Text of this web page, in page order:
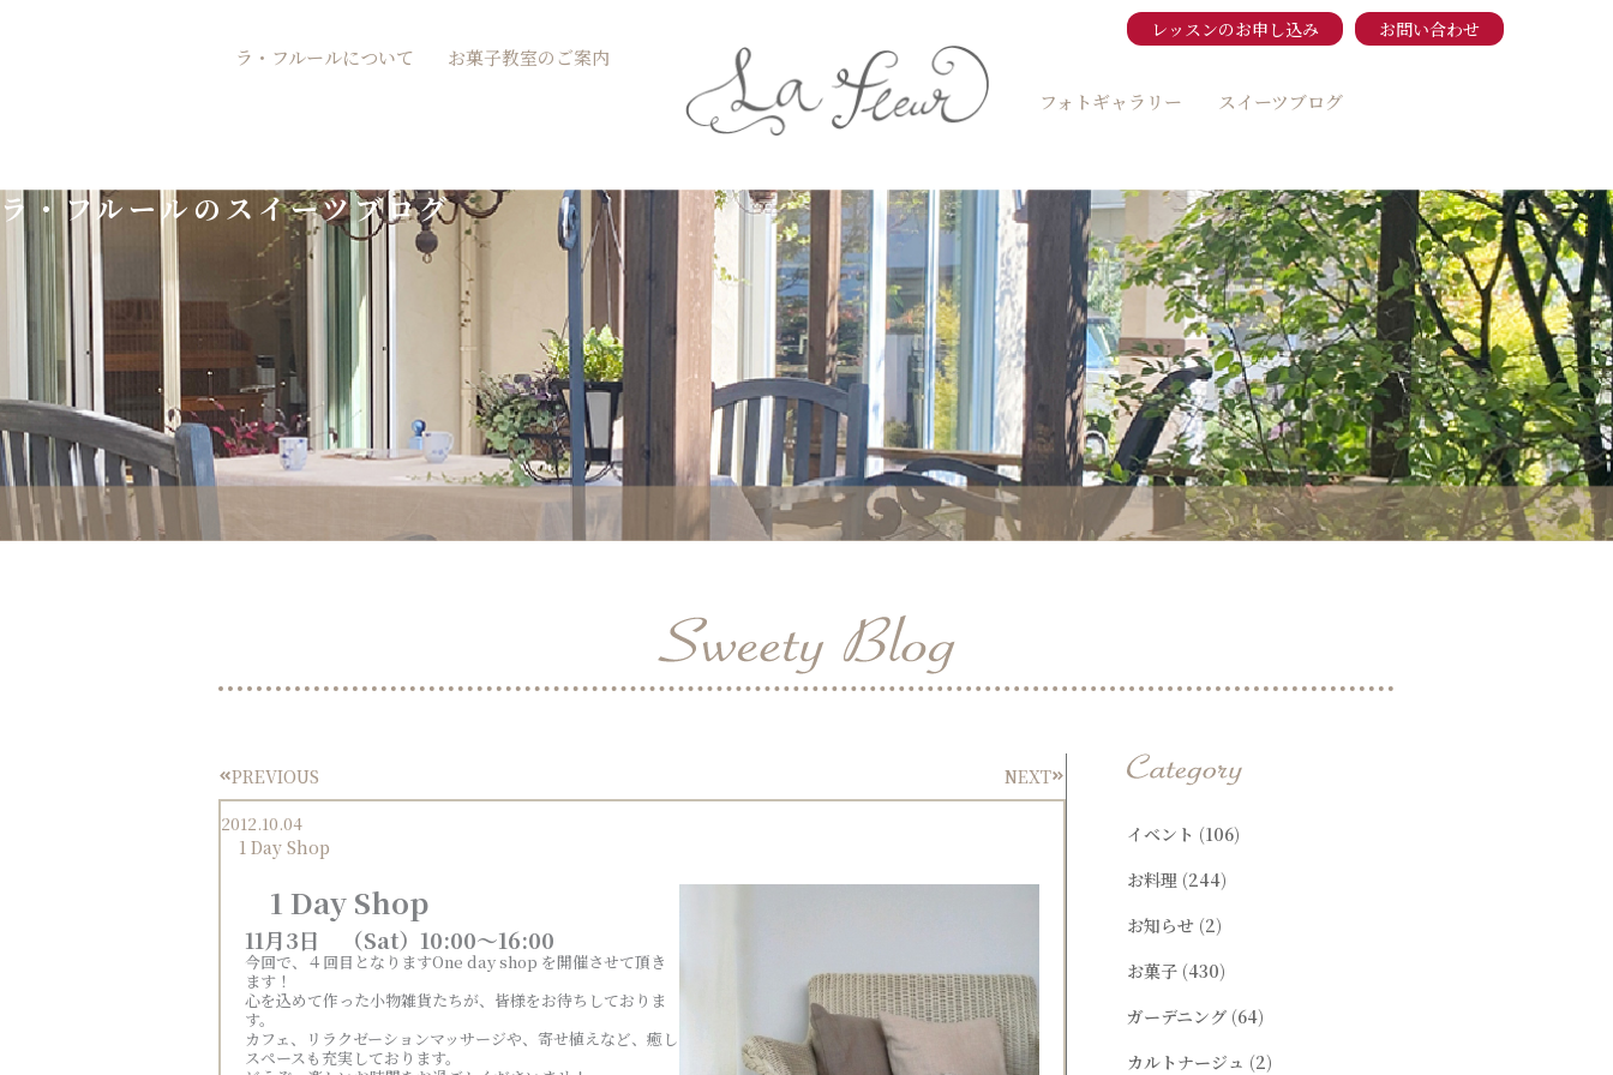
キ
レッスンのお申し込み お問い合わせ
ラ・フルールについて お菓子教室のご案内 Open お菓子教室のご案内
フォトギャラリー スイーツブログ
ラ・フルールのスイーツブログ
PrevPREVIOUS NEXTNext
2012.10.04
1 Day Shop
1 Day Shop
11月3日 （Sat）10:00～16:00
今回で、４回目となりますOne day shop を開催させて頂き
ます！
心を込めて作った小物雑貨たちが、皆様をお待ちしておりま
す。
カフェ、リラクゼーションマッサージや、寄せ植えなど、癒し
スペースも充実しております。
イベント (106)
お料理 (244)
お知らせ (2)
お菓子(430)
ガーデニング(64)
カルトナージュ (2)